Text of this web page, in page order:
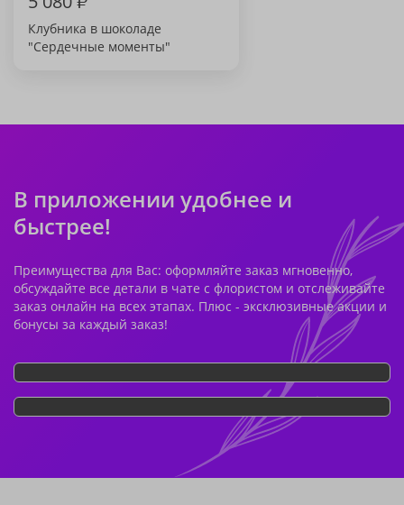
Клубника в шоколаде
"Сердечные моменты"
В приложении удобнее и
быстрее!
Преимущества для Вас: оформляйте заказ мгновенно,
обсуждайте все детали в чате с флористом и отслеживайте
заказ онлайн на всех этапах. Плюс - эксклюзивные акции и
бонусы за каждый заказ!